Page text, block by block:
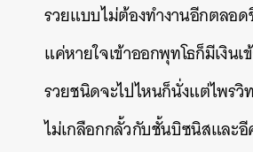
รวยแบบไม่ต้องทำงานอีกตลอ
แค่หายใจเข้าออกพุทโธก็มีเงิน
รวยชนิดจะไปไหนก็นั่งแต่ไพรวิ
ไม่เกลือกกลั้วกับชั้นบิซนิสและ